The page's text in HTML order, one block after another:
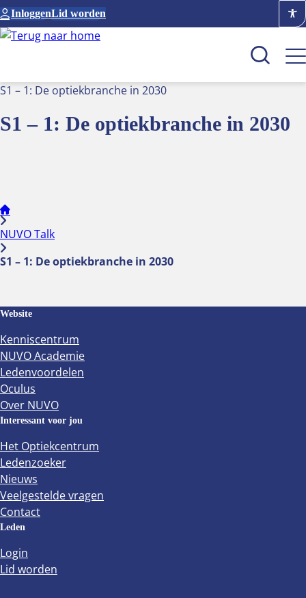
Ga
naar
de
InloggenLid worden
Kenniscentrum
Optiekcentrum
S1 – 1: De optiekbranche in 2030
S1 – 1: De optiekbranche in 2030
NUVO Talk
S1 – 1: De optiekbranche in 2030
Website
Kenniscentrum
NUVO Academie
Ledenvoordelen
Oculus
Over NUVO
Interessant voor jou
Het Optiekcentrum
Ledenzoeker
Nieuws
Veelgestelde vragen
Contact
Leden
Login
Lid worden